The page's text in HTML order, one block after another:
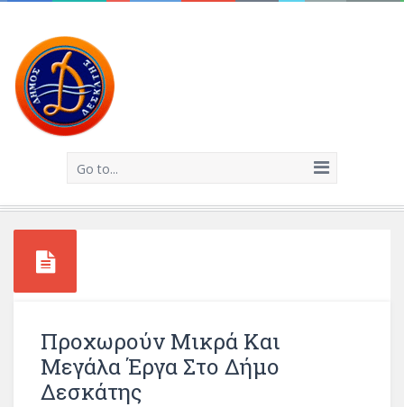
Go to...
Προχωρούν Μικρά Και
Μεγάλα Έργα Στο Δήμο
Δεσκάτης